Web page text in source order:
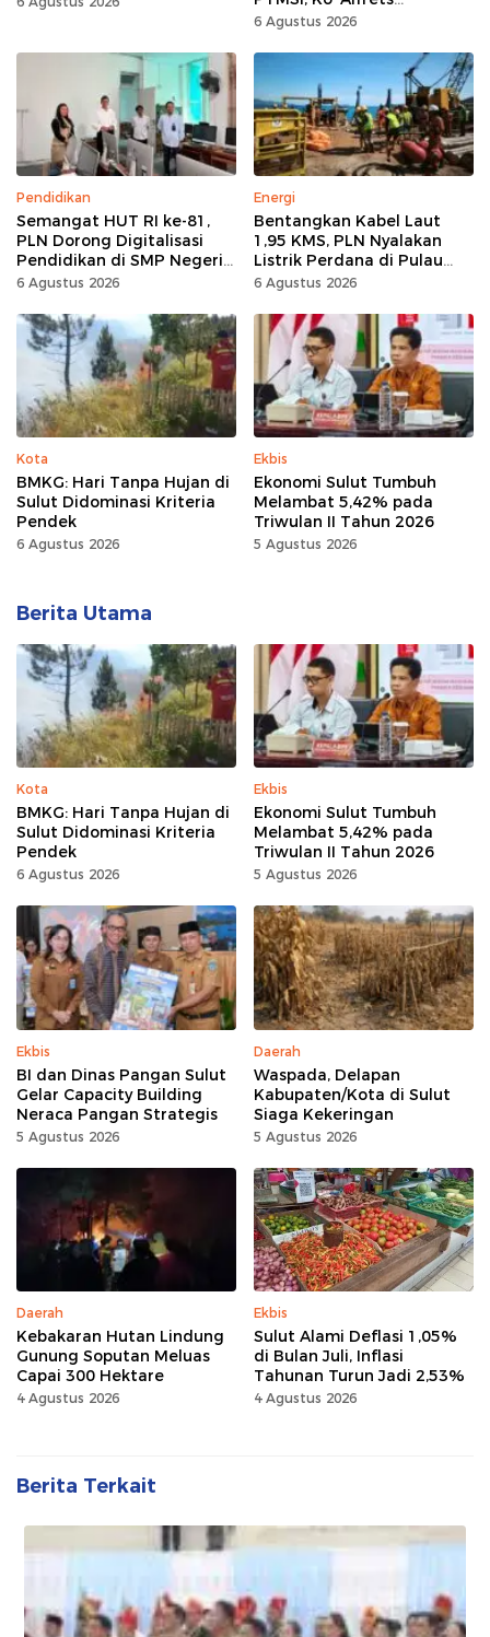
Rumawas Siap Gairahkan
6 Agustus 2026
Pendidikan
Semangat HUT RI ke-81,
PLN Dorong Digitalisasi
Pendidikan di SMP Negeri
1 Palu Lewat Program TJSL
6 Agustus 2026
Energi
Bentangkan Kabel Laut
1,95 KMS, PLN Nyalakan
Listrik Perdana di Pulau
Dudepo, Desa Berlistrik di
6 Agustus 2026
Kota
BMKG: Hari Tanpa Hujan di
Sulut Didominasi Kriteria
Pendek
6 Agustus 2026
Ekbis
Ekonomi Sulut Tumbuh
Melambat 5,42% pada
Triwulan II Tahun 2026
5 Agustus 2026
Berita Utama
Kota
BMKG: Hari Tanpa Hujan di
Sulut Didominasi Kriteria
Pendek
6 Agustus 2026
Ekbis
Ekonomi Sulut Tumbuh
Melambat 5,42% pada
Triwulan II Tahun 2026
5 Agustus 2026
Ekbis
BI dan Dinas Pangan Sulut
Gelar Capacity Building
Neraca Pangan Strategis
5 Agustus 2026
Daerah
Waspada, Delapan
Kabupaten/Kota di Sulut
Siaga Kekeringan
5 Agustus 2026
Daerah
Kebakaran Hutan Lindung
Gunung Soputan Meluas
Capai 300 Hektare
4 Agustus 2026
Ekbis
Sulut Alami Deflasi 1,05%
di Bulan Juli, Inflasi
Tahunan Turun Jadi 2,53%
4 Agustus 2026
Berita Terkait